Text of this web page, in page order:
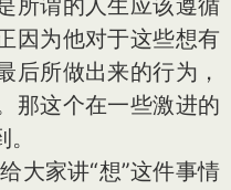
所谓的人生应该遵循
因为他对于这些想有
后所做出来的行为，
那这个在一些激进的
家讲“想”这件事情